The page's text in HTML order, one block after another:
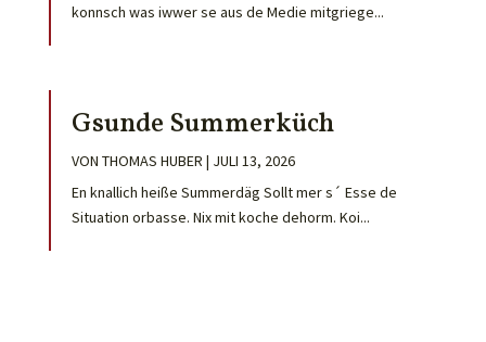
konnsch was iwwer se aus de Medie mitgriege...
Gsunde Summerküch
VON THOMAS HUBER | JULI 13, 2026
En knallich heiße Summerdäg Sollt mer s´ Esse de
Situation orbasse. Nix mit koche dehorm. Koi...